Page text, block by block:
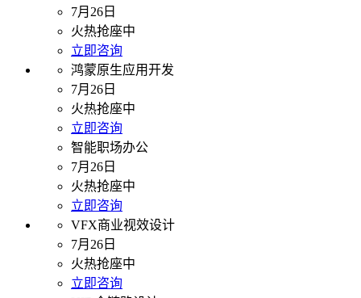
7月26日
火热抢座中
立即咨询
鸿蒙原生应用开发
7月26日
火热抢座中
立即咨询
智能职场办公
7月26日
火热抢座中
立即咨询
VFX商业视效设计
7月26日
火热抢座中
立即咨询